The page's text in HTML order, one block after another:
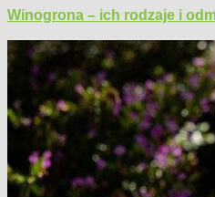
Winogrona – ich rodzaje i